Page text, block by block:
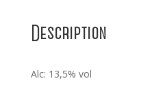
Monticino
Description
Alc: 13,5% vol